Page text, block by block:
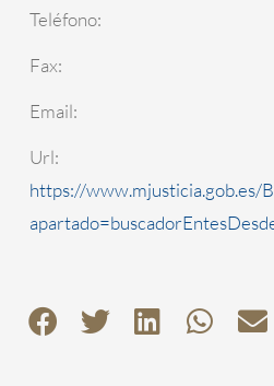
Teléfono:
Fax:
Email:
Url:
https://www.mjusticia.gob.es/